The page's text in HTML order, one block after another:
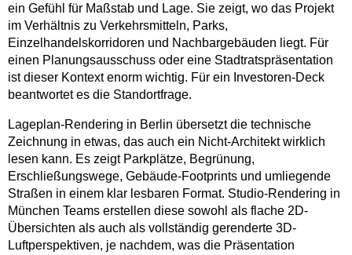
ein Gefühl für Maßstab und Lage. Sie zeigt, wo das Projekt
im Verhältnis zu Verkehrsmitteln, Parks,
Einzelhandelskorridoren und Nachbargebäuden liegt. Für
einen Planungsausschuss oder eine Stadtratspräsentation
ist dieser Kontext enorm wichtig. Für ein Investoren-Deck
beantwortet es die Standortfrage.
Lageplan-Rendering in Berlin übersetzt die technische
Zeichnung in etwas, das auch ein Nicht-Architekt wirklich
lesen kann. Es zeigt Parkplätze, Begrünung,
Erschließungswege, Gebäude-Footprints und umliegende
Straßen in einem klar lesbaren Format. Studio-Rendering in
München Teams erstellen diese sowohl als flache 2D-
Übersichten als auch als vollständig gerenderte 3D-
Luftperspektiven, je nachdem, was die Präsentation